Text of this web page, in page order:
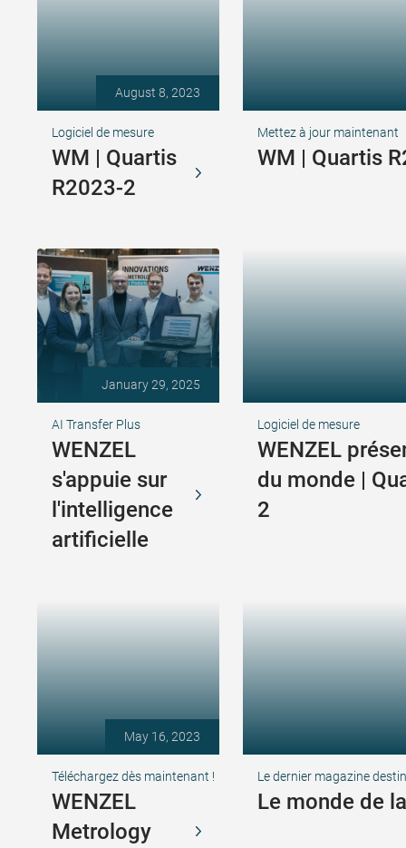
August 8, 2023
Logiciel de mesure
WM | Quartis
R2023-2
Mettez à jour maintenant
WM | Quartis
January 29, 2025
AI Transfer Plus
WENZEL
s'appuie sur
l'intelligence
artificielle
Logiciel de mesure
WENZEL
du monde |
2
May 16, 2023
Téléchargez dès maintenant !
WENZEL
Metrology
Le dernier magazine
Le monde de